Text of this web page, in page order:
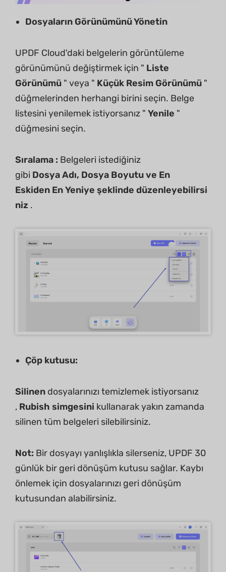
Dosyaların Görünümünü Yönetin
UPDF Cloud'daki belgelerin görüntüleme
görünümünü değiştirmek için " Liste
Görünümü " veya " Küçük Resim Görünümü "
düğmelerinden herhangi birini seçin. Belge
listesini yenilemek istiyorsanız " Yenile "
düğmesini seçin.
Sıralama : Belgeleri istediğiniz
gibi DosyaAdı, Dosya Boyutuve En
Eskiden EnYeniye şeklinde düzenleyebilirsi
niz .
Çöp kutusu:
Silinen dosyalarınızı temizlemek istiyorsanız
, Rubish simgesini kullanarak yakın zamanda
silinen tüm belgeleri silebilirsiniz.
Not: Bir dosyayı yanlışlıkla silerseniz, UPDF 30
günlük bir geri dönüşüm kutusu sağlar. Kaybı
önlemek için dosyalarınızı geri dönüşüm
kutusundan alabilirsiniz.